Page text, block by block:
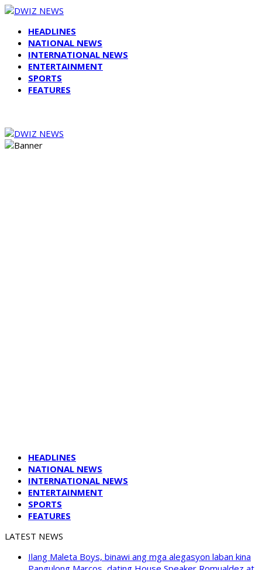
HEADLINES
NATIONAL NEWS
INTERNATIONAL NEWS
ENTERTAINMENT
SPORTS
FEATURES
HEADLINES
NATIONAL NEWS
INTERNATIONAL NEWS
ENTERTAINMENT
SPORTS
FEATURES
LATEST NEWS
Ilang Maleta Boys, binawi ang mga alegasyon laban kina